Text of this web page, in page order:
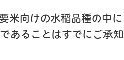
米向けの水稲品種の中に
あることはすでにご承知